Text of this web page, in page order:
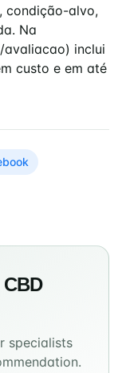
condição-alvo,
Na
inclui
custo e em até
specialists